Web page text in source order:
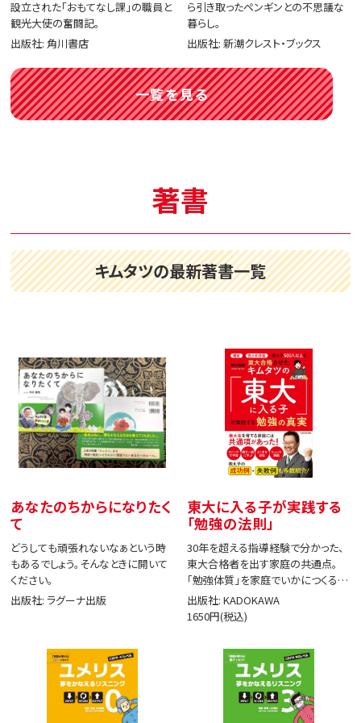
設立された「おもてなし課」の職員と
観光大使の奮闘記。
出版社: 角川書店
ら引き取ったペンギンとの不思議な
暮らし。
出版社: 新潮クレスト・ブックス
一覧を見る
著書
キムタツの最新著書一覧
あなたのちからになりたく
て
どうしても頑張れないなぁという時
もあるでしょう。そんなときに開いて
ください。
出版社: ラグーナ出版
東大に入る子が実践する
「勉強の法則」
30年を超える指導経験で分かった、
東大合格者を出す家庭の共通点。
「勉強体質」を家庭でいかにつくる
か。
出版社: KADOKAWA
1650円(税込)